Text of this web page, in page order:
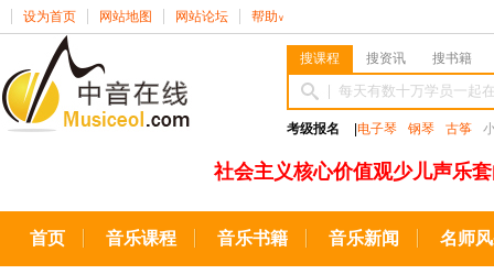
设为首页 网站地图 网站论坛 帮助 ∨
搜课程 搜资讯 搜书籍
考级报名 电子琴 钢琴 古筝
社会主义核心价值观少儿声乐
首页 音乐课程 音乐书籍 音乐新闻 名师